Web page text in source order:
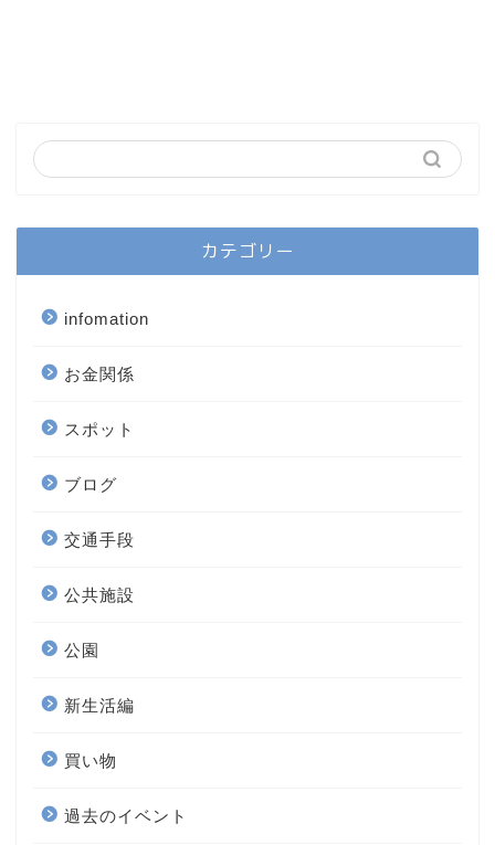
カテゴリー
infomation
お金関係
スポット
ブログ
交通手段
公共施設
公園
新生活編
買い物
過去のイベント